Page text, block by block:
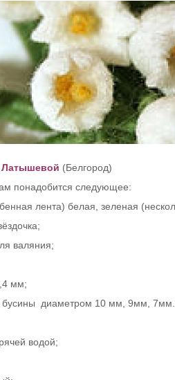
(Белгород)
понадобится следующее:
лента) белая, зеленая
валяния;
мм;
бусины диаметром 10 мм, 9мм,
водой;